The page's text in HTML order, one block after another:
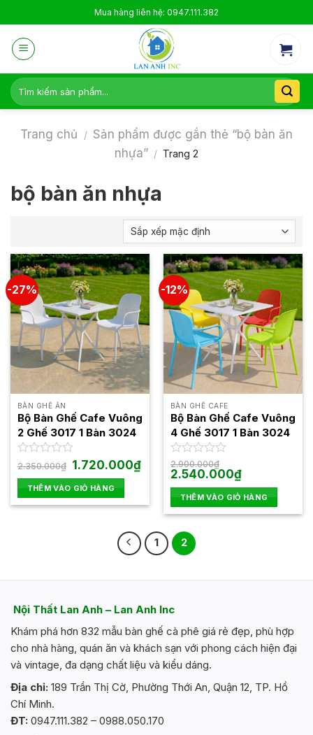
to
content
Mua hàng liên hệ: 0947.111.382
Tìm
kiếm:
Trang chủ / Sản phẩm được gắn thẻ “bộ bàn ăn
nhựa” / Trang 2
bộ bàn ăn nhựa
-27%
BÀN GHẾ ĂN
Bộ Bàn Ghế Cafe Vuông
2 Ghế 3017 1 Bàn 3024
Được
hạng
0
5
2.350.000₫ Giá
gốc
là:
2.350.000₫.
1.720.000₫Giá
hiện
1.720.000₫.
THÊM VÀO GIỎ HÀNG
-12%
BÀN GHẾ CAFE
Bộ Bàn Ghế Cafe Vuông
4 Ghế 3017 1 Bàn 3024
Được
xếp
hạng
0
5
sao
2.900.000₫
Giá
gốc
là:
2.900.000₫.
2.540.000₫Giá
hiện
tại
là:
2.540.000₫.
THÊM VÀO GIỎ HÀNG
1 2
Nội Thất Lan Anh – Lan Anh Inc
Khám phá hơn 832 mẫu bàn ghế cà phê giá rẻ đẹp, phù hợp
cho nhà hàng, quán ăn và khách sạn với phong cách hiện đại
và vintage, đa dạng chất liệu và kiểu dáng.
Địa chỉ: 189 Trần Thị Cờ, Phường Thới An, Quận 12, TP. Hồ
Chí Minh.
ĐT: 0947.111.382 – 0988.050.170